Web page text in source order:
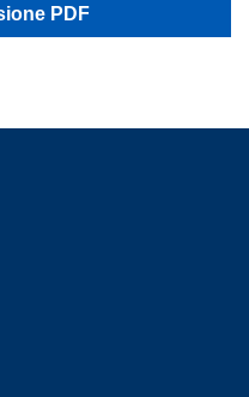
PDF